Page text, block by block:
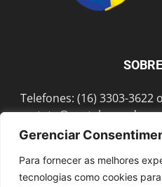
Gerenciar
Para fornecer as melhores
tecnologias como cookies
Telefones: (16) 3303-3622
Sex das 8h às 18h /